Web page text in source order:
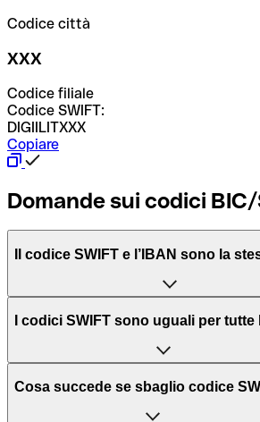
Codice città
XXX
Codice filiale
Codice SWIFT:
DIGIILITXXX
Copiare
Domande sui codici BIC/
Il codice SWIFT e l’IBAN sono la
L'acronimo SWIFT sta per “Society for
per l’elaborazione dei pagamenti tra
Il BIC, invece, sta per “Bank Identifier
I codici SWIFT sono uguali per tutte
Dipende dalle banche. In alcuni casi
Cosa succede se sbaglio codice